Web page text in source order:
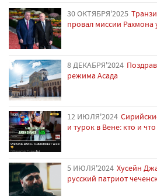
30 ОКТЯБРЯ'2025
провал миссии Рахмона
8 ДЕКАБРЯ'2024
режима Асада
12 ИЮЛЯ'2024
и турок в Вене: кто и
5 ИЮЛЯ'2024 Хусейн
русский патриот